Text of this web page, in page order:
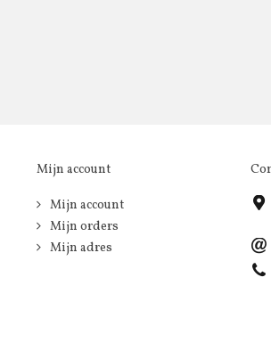
Mijn account
Mijn account
Mijn orders
Mijn adres